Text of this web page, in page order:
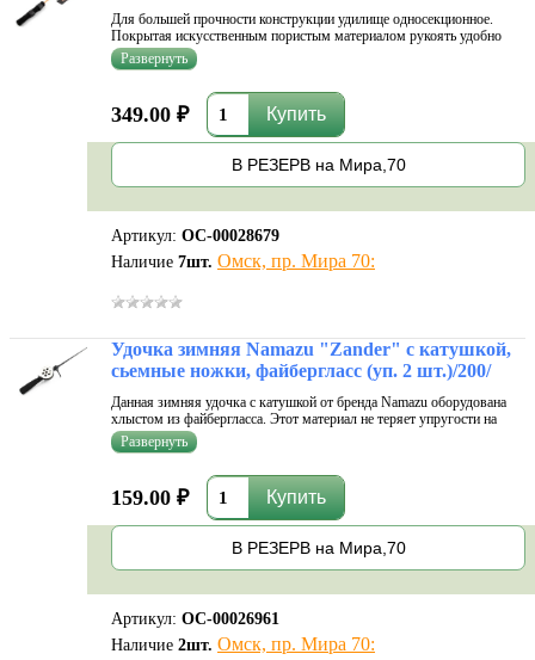
Для большей прочности конструкции удилище односекционное.
Покрытая искусственным пористым материалом рукоять удобно
лежит в ладони и не холодит ее. Два подвижных кольца позволяют
рыбаку зафиксировать катушку, где ему удобнее. Стекловолоконный
349.00 ₽
В РЕЗЕРВ на Мира,70
Артикул: ОС-00028679
Наличие 7шт. Омск, пр. Мира 70:
Удочка зимняя Namazu "Zander" с катушкой,
сьемные ножки, файбергласс (уп. 2 шт.)/200/
Данная зимняя удочка с катушкой от бренда Namazu оборудована
хлыстом из файбергласса. Этот материал не теряет упругости на
морозе и не склонен к деформации. Элемент этот съемный, во
время транспортировки фиксируется в специальном креплении.
159.00 ₽
В РЕЗЕРВ на Мира,70
Артикул: ОС-00026961
Наличие 2шт. Омск, пр. Мира 70: